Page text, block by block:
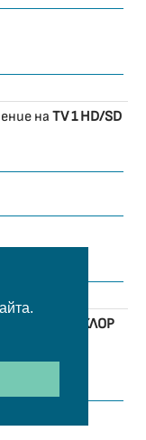
на TV 1 HD/SD
ФОЛКЛОР